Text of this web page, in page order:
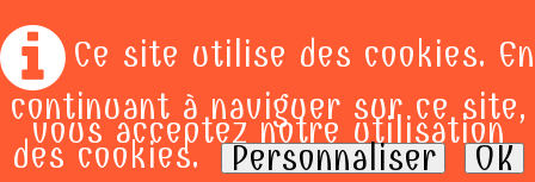
Ce site utilise des cookies. En
continuant à naviguer sur ce site,
vous acceptez notre utilisation
des cookies. Personnaliser OK